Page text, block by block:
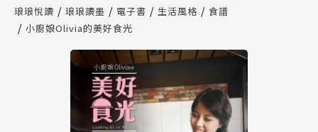
請圖文教學
【公告】琅琅書店服務升級重要說明及資產合併結果
查詢
【公告】因 Readmoo 讀墨系統維護中，本站同步暫
停部分閱讀服務
琅琅悅讀 琅琅讀墨 電子書 生活風格
食譜
小廚娘Olivia的美好食光